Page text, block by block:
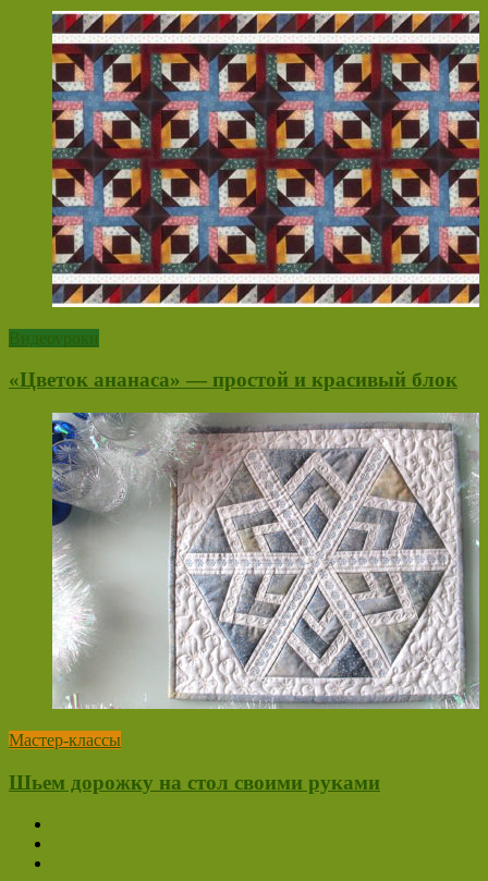
Видеоуроки
«Цветок ананаса» — простой и красивый блок
Мастер-классы
Шьем дорожку на стол своими руками